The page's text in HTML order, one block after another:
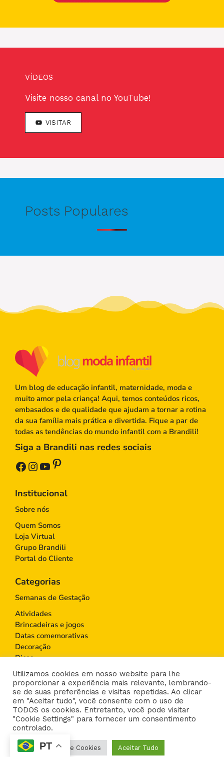
VÍDEOS
Visite nosso canal no YouTube!
VISITAR
Posts Populares
Um blog de educação infantil, maternidade, moda e
muito amor pela criança! Aqui, temos conteúdos ricos,
embasados e de qualidade que ajudam a tornar a rotina
da sua família mais prática e divertida. Fique a par de
todas as tendências do mundo infantil com a Brandili!
Siga a Brandili nas redes sociais
Facebook
Instagram
Youtube
Pinterest
Institucional
Sobre nós
Quem Somos
Loja Virtual
Grupo Brandili
Portal do Cliente
Categorias
Semanas de Gestação
Atividades
Brincadeiras e jogos
Datas comemorativas
Decoração
Dicas
Educação Infantil
Gravidez
Maternidade
Moda infantil
Paternidade
Saúde
© 2026 - Blog Moda Infantil - by Brandili - UI
Utilizamos cookies em nosso website para lhe
proporcionar a experiência mais relevante, lembrando-
se de suas preferências e visitas repetidas. Ao clicar
em "Aceitar tudo", você consente com o uso de
TODOS os cookies. Entretanto, você pode visitar
"Cookie Settings" para fornecer um consentimento
controlado.
Configurações de Cookies Aceitar Tudo
PT